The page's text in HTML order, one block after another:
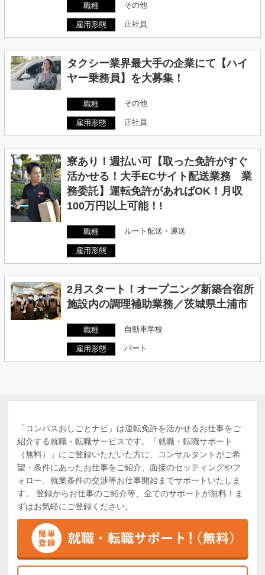
職種 その他
雇用形態 正社員
タクシー業界最大手の企業にて【ハイ
ヤー乗務員】を大募集！
職種 その他
雇用形態 正社員
寮あり！週払い可【取った免許がすぐ
活かせる！大手ECサイト配送業務 業
務委託】運転免許があればOK！月収
100万円以上可能！!
職種 ルート配送・運送
雇用形態
2月スタート！オープニング新築合宿所
施設内の調理補助業務／茨城県土浦市
職種 自動車学校
雇用形態 パート
「コンパスおしごとナビ」は運転免許を活かせるお仕事をご
紹介する就職・転職サービスです。「就職・転職サポート
（無料）」にご登録いただいた方に、コンサルタントがご希
望・条件にあったお仕事をご紹介、面接のセッティングやフ
ォロー、就業条件の交渉等お仕事開始までサポートいたしま
す。 登録からお仕事のご紹介等、全てのサポートが無料！ま
ずはお気軽にご登録ください。